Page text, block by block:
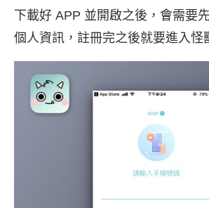
下載好 APP 並開啟之後，會需要
個人資訊，註冊完之後就要進入怪